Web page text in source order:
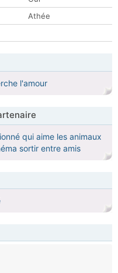
Athée
l'amour
qui aime les animaux
sortir entre amis